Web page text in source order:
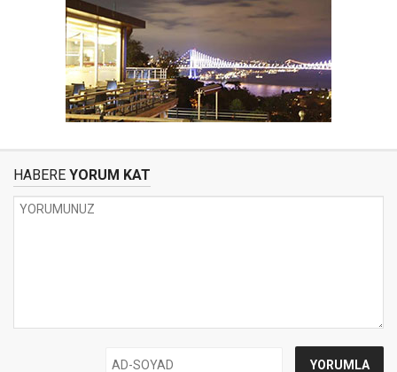
HABERE YORUM KAT